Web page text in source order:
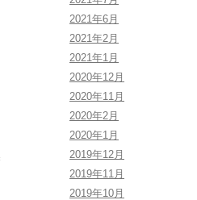
2021年6月
2021年2月
2021年1月
2020年12月
2020年11月
2020年2月
2020年1月
2019年12月
2019年11月
2019年10月